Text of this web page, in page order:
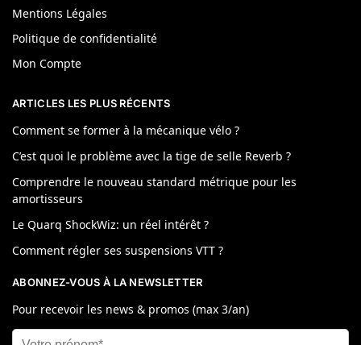
Mentions Légales
Politique de confidentialité
Mon Compte
ARTICLES LES PLUS RÉCENTS
Comment se former à la mécanique vélo ?
C’est quoi le problème avec la tige de selle Reverb ?
Comprendre le nouveau standard métrique pour les
amortisseurs
Le Quarq ShockWiz: un réel intérêt ?
Comment régler ses suspensions VTT ?
ABONNEZ-VOUS À LA NEWSLETTER
Pour recevoir les news & promos (max 3/an)